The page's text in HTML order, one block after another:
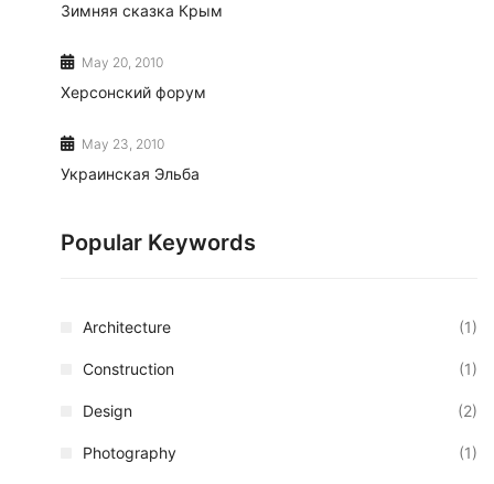
Зимняя сказка Крым
May 20, 2010
Херсонский форум
May 23, 2010
Украинская Эльба
Popular Keywords
Architecture (1)
Construction (1)
Design (2)
Photography (1)